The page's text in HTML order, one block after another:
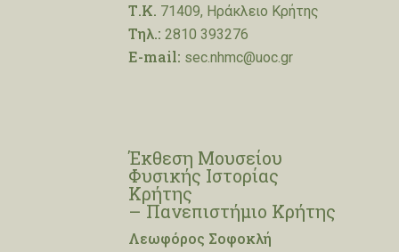
Τ.Κ. 71409, Ηράκλειο Κρήτης
Τηλ.: 2810 393276
E-mail: sec.nhmc@uoc.gr
Έκθεση Μουσείου
Φυσικής Ιστορίας
Κρήτης
– Πανεπιστήμιο Κρήτης
Λεωφόρος Σοφοκλή